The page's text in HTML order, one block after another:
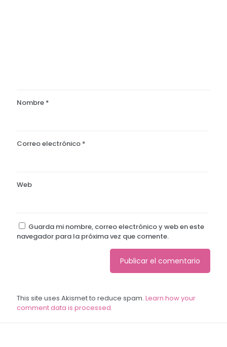
Nombre *
Correo electrónico *
Web
Guarda mi nombre, correo electrónico y web en este
navegador para la próxima vez que comente.
This site uses Akismet to reduce spam. Learn how your
comment data is processed.